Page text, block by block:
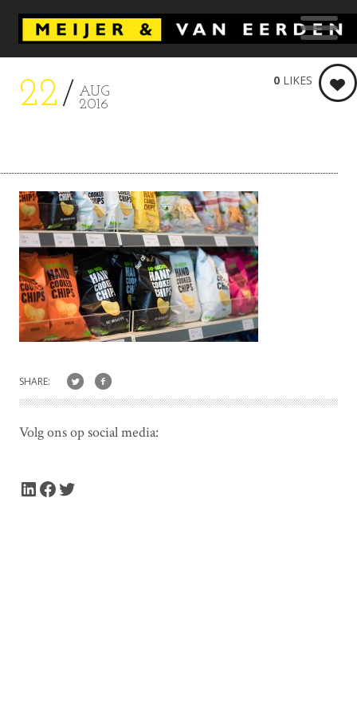
22
AUG
2016
0 LIKES
SHARE:
Volg ons op social media:
LinkedIn Facebook